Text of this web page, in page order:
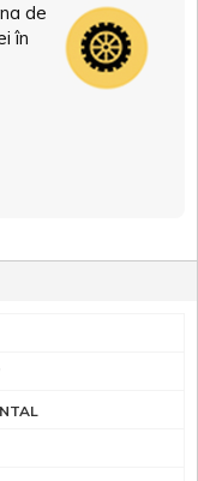
de
în